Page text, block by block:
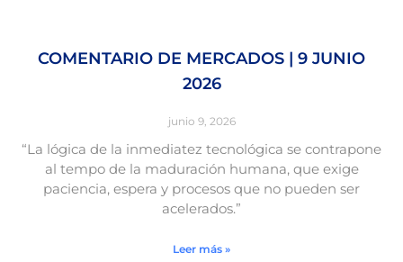
COMENTARIO DE MERCADOS | 9 JUNIO
2026
junio 9, 2026
“La lógica de la inmediatez tecnológica se contrapone
al tempo de la maduración humana, que exige
paciencia, espera y procesos que no pueden ser
acelerados.”
Leer más »